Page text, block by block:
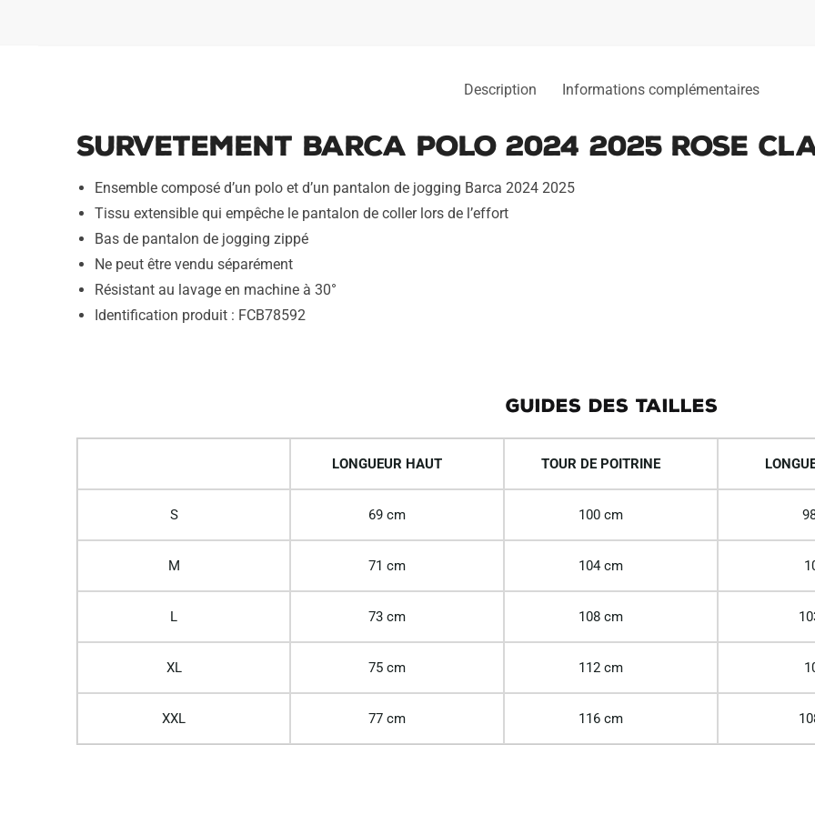
Description Informations complémentaires
Survetement Barca Polo 2024 2025 Rose
Ensemble composé d’un polo et d’un pantalon de jogging Barca 2024 2025
Tissu extensible qui empêche le pantalon de coller lors de l’effort
Bas de pantalon de jogging zippé
Ne peut être vendu séparément
Résistant au lavage en machine à 30°
Identification produit : FCB78592
GUIDES DES TAILLES
LONGUEUR HAUT TOUR DE POITRINE
S 69 cm 100 cm
M 71 cm 104 cm
L 73 cm 108 cm
XL 75 cm 112 cm
XXL 77 cm 116 cm